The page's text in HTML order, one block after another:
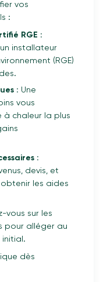
vos
:
RGE :
installateur
(RGE)
: Une
vous
chaleur la plus
:
devis, et
les aides
vous sur les
pour alléger au
initial.
dès